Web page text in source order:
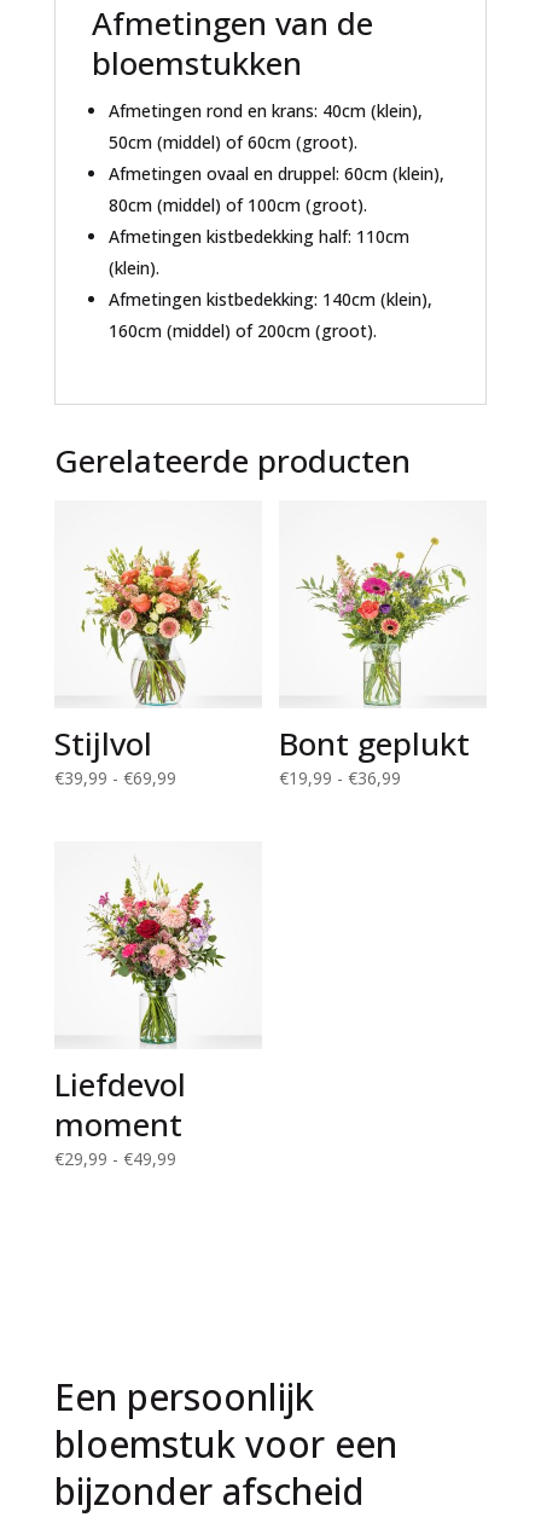
Afmetingen van de
bloemstukken
Afmetingen rond en krans: 40cm (klein),
50cm (middel) of 60cm (groot).
Afmetingen ovaal en druppel: 60cm (klein),
80cm (middel) of 100cm (groot).
Afmetingen kistbedekking half: 110cm
(klein).
Afmetingen kistbedekking: 140cm (klein),
160cm (middel) of 200cm (groot).
Gerelateerde producten
Stijlvol
€39,99 - €69,99Prijsklasse:
Bont geplukt
€19,99 - €36,99
Liefdevol
moment
€29,99 - €49,99Prijsklasse:
Een persoonlijk
bloemstuk voor een
bijzonder afscheid